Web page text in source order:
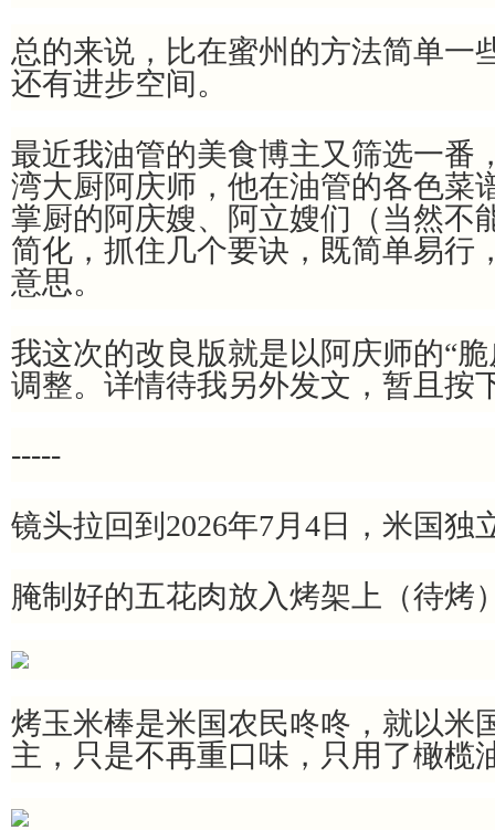
总的来说，比在蜜州的方法简单一
还有进步空间。
最近我油管的美食博主又筛选一番
湾大厨阿庆师，他在油管的各色菜
掌厨的阿庆嫂、阿立嫂们（当然不
简化，抓住几个要诀，既简单易行
意思。
我这次的改良版就是以阿庆师的“
调整。详情待我另外发文，暂且按
-----
镜头拉回到2026年7月4日，米国独
腌制好的五花肉放入烤架上（待烤
烤玉米棒是米国农民咚咚，就以米
主，只是不再重口味，只用了橄榄